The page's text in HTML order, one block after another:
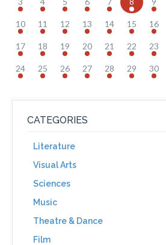
10 11 12 13 14 15 16
17 18 19 20 21 22 23
24 25 26 27 28 29 30
CATEGORIES
Literature
Visual Arts
Sciences
Music
Theatre & Dance
Film